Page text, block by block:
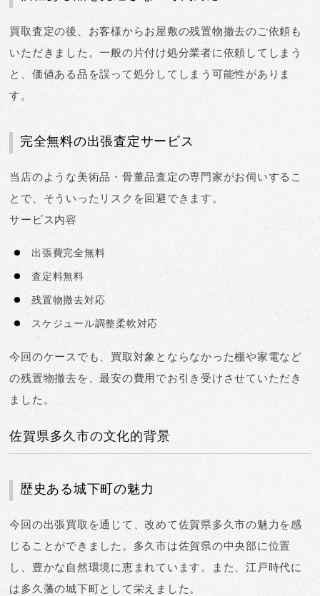
買取査定の後、お客様からお屋敷の残置物撤去のご依頼も
いただきました。一般の片付け処分業者に依頼してしまう
と、 価値ある品を誤って処分してしまう可能性がありま
す 。
完全無料の出張査定サービス
当店のような美術品・骨董品査定の専門家がお伺いするこ
とで、そういったリスクを回避できます。
サービス内容
出張費完全無料
査定料無料
残置物撤去対応
スケジュール調整柔軟対応
今回のケースでも、買取対象とならなかった棚や家電など
の残置物撤去を、最安の費用でお引き受け させていただき
ました。
佐賀県多久市の文化的背景
歴史ある城下町の魅力
今回の出張買取を通じて、改めて佐賀県多久市の魅力 を感
じることができました。多久市は佐賀県の中央部に位置
し、豊かな自然環境に恵まれています。また、江戸時代に
は多久藩の城下町として栄えました。